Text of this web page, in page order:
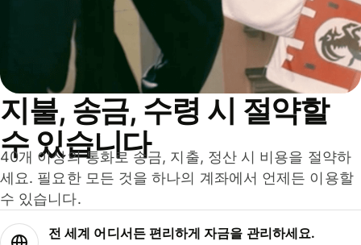
지불, 송금, 수령 시 절약할
수 있습니다
40개 이상의 통화로 송금, 지출, 정산 시 비용을 절약하
세요. 필요한 모든 것을 하나의 계좌에서 언제든 이용할
수 있습니다.
전 세계 어디서든 편리하게 자금을 관리하세요.